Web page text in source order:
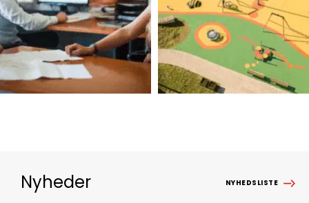
Nyheder NYHEDSLISTE